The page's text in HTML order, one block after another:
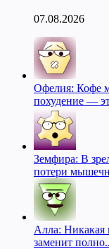
07.08.2026
Офелия: Кофе
похудение —
Земфира: В
потери
Алла: Никакая
заменит